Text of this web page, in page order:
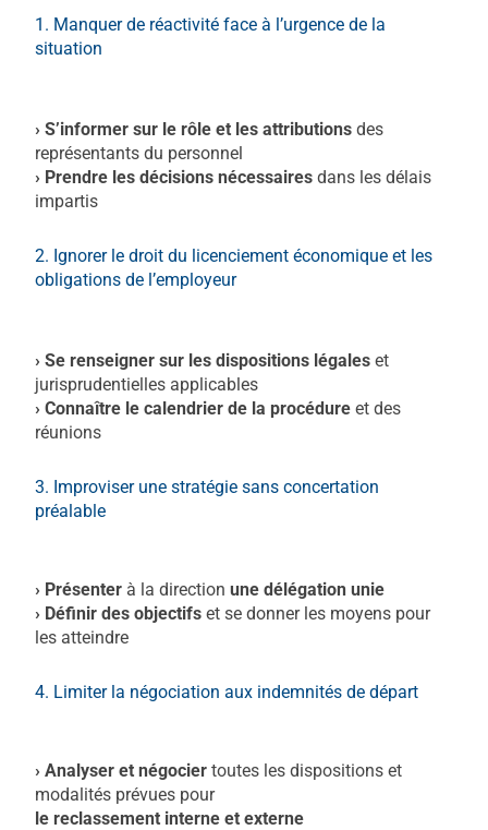
1. Manquer de réactivité face à l’urgence de la
situation
› S’informer sur le rôle et les attributions des
représentants du personnel
› Prendre les décisions nécessaires dans les délais
impartis
2. Ignorer le droit du licenciement économique et les
obligations de l’employeur
› Se renseigner sur les dispositions légales et
jurisprudentielles applicables
› Connaître le calendrier de la procédure et des
réunions
3. Improviser une stratégie sans concertation
préalable
› Présenter à la direction une délégation unie
› Définir des objectifs et se donner les moyens pour
les atteindre
4. Limiter la négociation aux indemnités de départ
› Analyser et négocier toutes les dispositions et
modalités prévues pour
le reclassement interne et externe